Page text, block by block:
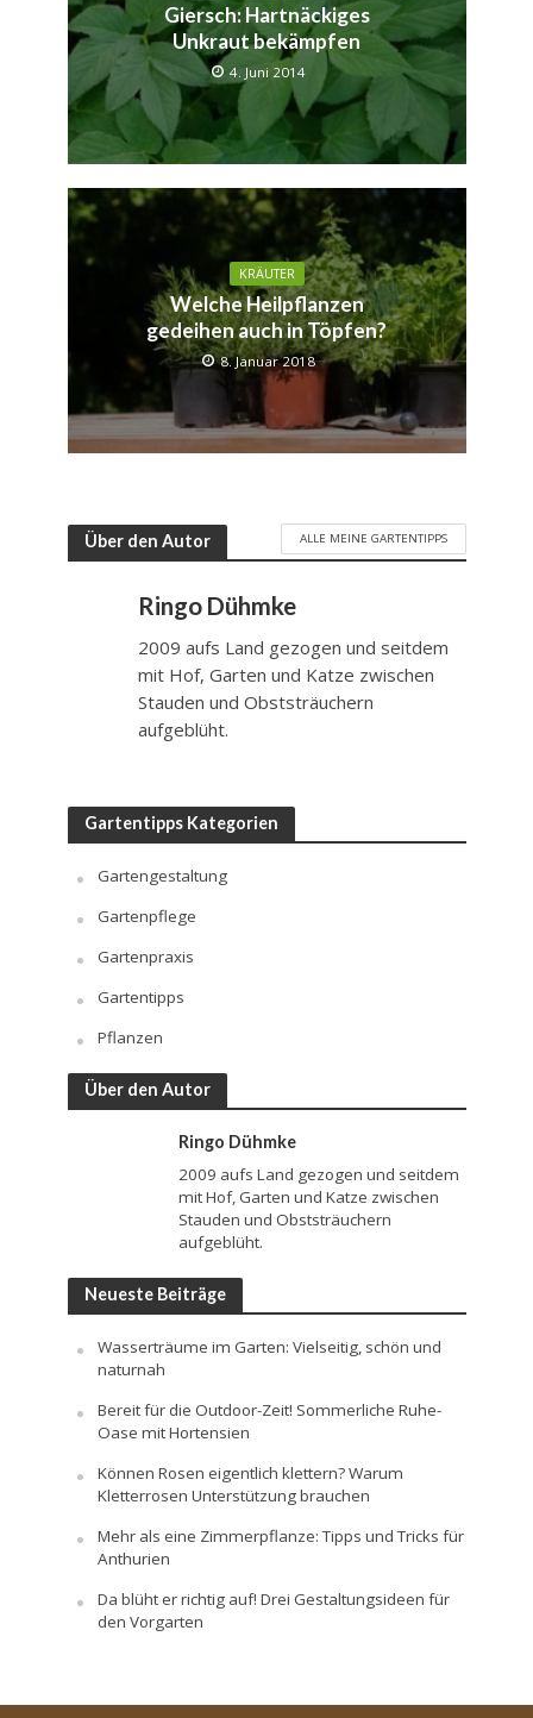
Giersch: Hartnäckiges
Unkraut bekämpfen
4. Juni 2014
KRÄUTER
Welche Heilpflanzen
gedeihen auch in Töpfen?
8. Januar 2018
Über den Autor ALLE MEINE GARTENTIPPS
Ringo Dühmke
2009 aufs Land gezogen und seitdem
mit Hof, Garten und Katze zwischen
Stauden und Obststräuchern
aufgeblüht.
Gartentipps Kategorien
Gartengestaltung
Gartenpflege
Gartenpraxis
Gartentipps
Pflanzen
Über den Autor
Ringo Dühmke
2009 aufs Land gezogen und seitdem
mit Hof, Garten und Katze zwischen
Stauden und Obststräuchern
aufgeblüht.
Neueste Beiträge
Wasserträume im Garten: Vielseitig, schön und
naturnah
Bereit für die Outdoor-Zeit! Sommerliche Ruhe-
Oase mit Hortensien
Können Rosen eigentlich klettern? Warum
Kletterrosen Unterstützung brauchen
Mehr als eine Zimmerpflanze: Tipps und Tricks für
Anthurien
Da blüht er richtig auf! Drei Gestaltungsideen für
den Vorgarten